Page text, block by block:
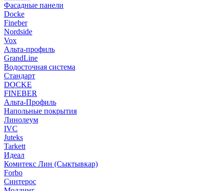
Фасадные панели
Docke
Fineber
Nordside
Vox
Альта-профиль
GrandLine
Водосточная система
Стандарт
DOCKE
FINEBER
Альта-Профиль
Напольные покрытия
Линолеум
IVC
Juteks
Tarkett
Идеал
Комитекс Лин (Сыктывкар)
Forbo
Синтерос